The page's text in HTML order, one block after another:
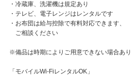
・冷蔵庫、洗濯機は規定あり
・テレビ、電子レンジはレンタルです
・お布団は給与控除で有料対応できます、
ご相談ください
※備品は時期によりご用意できない場合あり
「モバイルWi-FiレンタルOK」